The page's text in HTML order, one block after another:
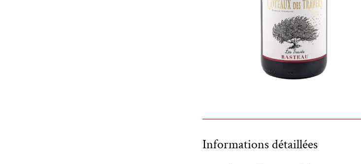
Informations détaillées